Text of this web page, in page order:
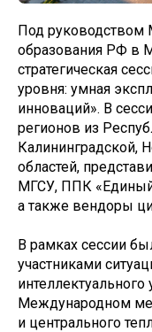
Под руководством
образования РФ в
стратегическая
уровня: умная
инноваций». В
регионов из
Калининградской,
областей,
МГСУ, ППК «Единый
а также вендоры
В рамках сессии
участниками
Международном
и центрального